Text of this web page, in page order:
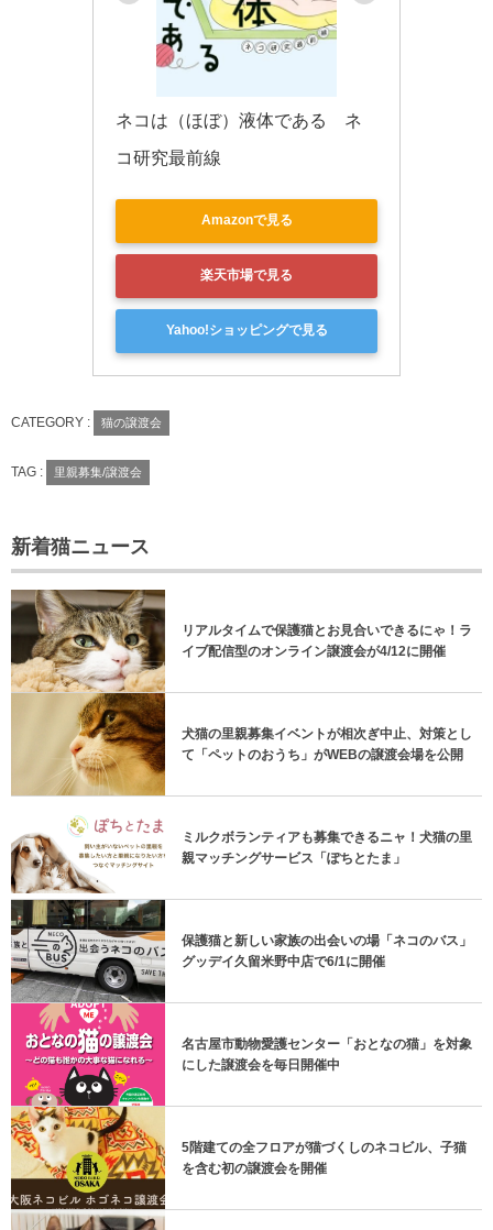
ネコは（ほぼ）液体である　ネ
コ研究最前線
Amazonで見る
楽天市場で見る
Yahoo!ショッピングで見る
CATEGORY : 猫の譲渡会
TAG : 里親募集/譲渡会
新着猫ニュース
リアルタイムで保護猫とお見合いできるにゃ！ラ
イブ配信型のオンライン譲渡会が4/12に開催
犬猫の里親募集イベントが相次ぎ中止、対策とし
て「ペットのおうち」がWEBの譲渡会場を公開
ミルクボランティアも募集できるニャ！犬猫の里
親マッチングサービス「ぽちとたま」
保護猫と新しい家族の出会いの場「ネコのバス」
グッデイ久留米野中店で6/1に開催
名古屋市動物愛護センター「おとなの猫」を対象
にした譲渡会を毎日開催中
5階建ての全フロアが猫づくしのネコビル、子猫
を含む初の譲渡会を開催